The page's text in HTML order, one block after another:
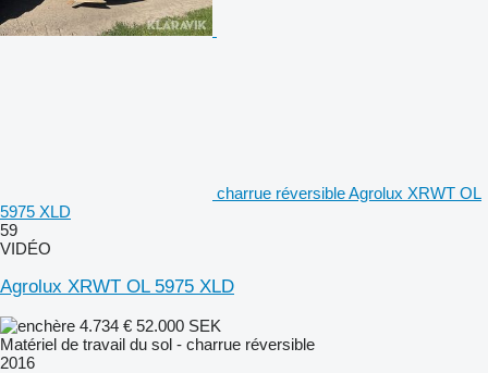
charrue réversible Agrolux XRWT OL
5975 XLD
59
VIDÉO
Agrolux XRWT OL 5975 XLD
4.734 € 52.000 SEK
Matériel de travail du sol - charrue réversible
2016